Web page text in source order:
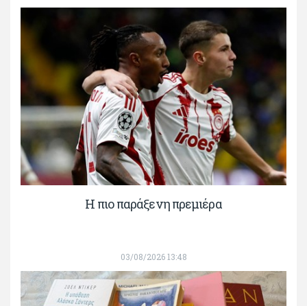
H πιο παράξενη πρεμιέρα
03/08/2026 13:48